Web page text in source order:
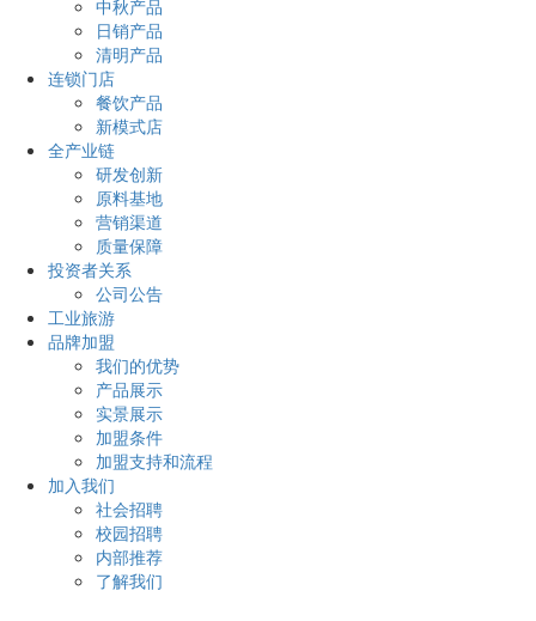
中秋产品
日销产品
清明产品
连锁门店
餐饮产品
新模式店
全产业链
研发创新
原料基地
营销渠道
质量保障
投资者关系
公司公告
工业旅游
品牌加盟
我们的优势
产品展示
实景展示
加盟条件
加盟支持和流程
加入我们
社会招聘
校园招聘
内部推荐
了解我们